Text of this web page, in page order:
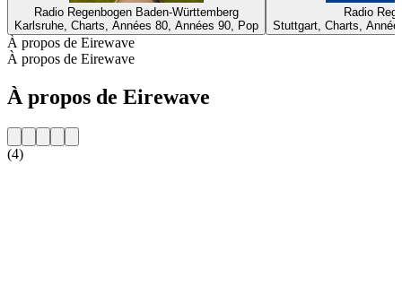
Radio Regenbogen Baden-Württemberg
Karlsruhe, Charts, Années 80, Années 90, Pop
Radio
Stuttgart, Charts,
À propos de Eirewave
À propos de Eirewave
À propos de Eirewave
(4)